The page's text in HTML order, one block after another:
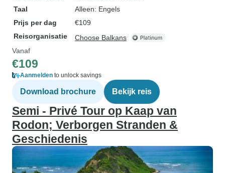
Taal
Alleen: Engels
Prijs per dag
€109
Reisorganisatie
Choose Balkans
Vanaf
€109
Aanmelden to unlock savings
Download brochure Bekijk reis
Semi - Privé Tour op Kaap van
Rodon; Verborgen Stranden &
Geschiedenis